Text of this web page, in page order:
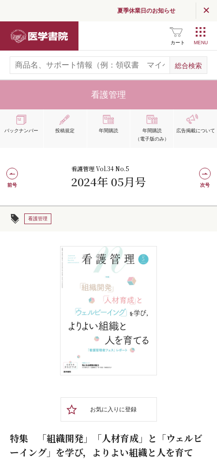
夏季休業日のお知らせ
カート
看護管理
バックナンバー 投稿規定 年間購読
年間購読
（電子版のみ）
広告掲載について
看護管理 Vol.34 No.5
2024年 05月号
前号 次号
看護管理
お気に入りに登録
特集 「組織開発」「人材育成」と「ウェルビ
ーイング」を学び，よりよい組織と人を育て